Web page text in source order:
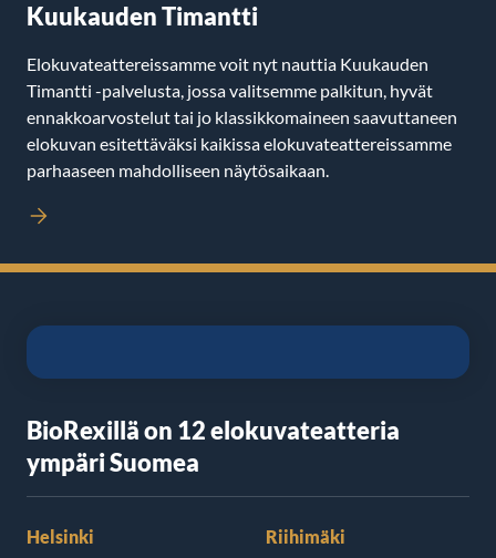
Kuukauden Timantti
Elokuvateattereissamme voit nyt nauttia Kuukauden
Timantti -palvelusta, jossa valitsemme palkitun, hyvät
ennakkoarvostelut tai jo klassikkomaineen saavuttaneen
elokuvan esitettäväksi kaikissa elokuvateattereissamme
parhaaseen mahdolliseen näytösaikaan.
BioRexillä on 12 elokuvateatteria
ympäri Suomea
Helsinki
Riihimäki